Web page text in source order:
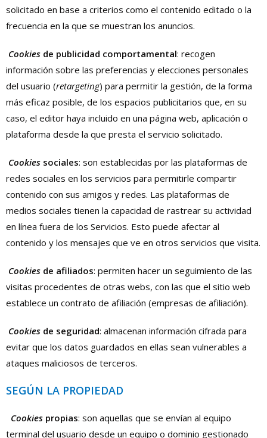
solicitado en base a criterios como el contenido editado o la
frecuencia en la que se muestran los anuncios.
Cookies de publicidad comportamental: recogen
información sobre las preferencias y elecciones personales
del usuario (retargeting) para permitir la gestión, de la forma
más eficaz posible, de los espacios publicitarios que, en su
caso, el editor haya incluido en una página web, aplicación o
plataforma desde la que presta el servicio solicitado.
Cookies sociales: son establecidas por las plataformas de
redes sociales en los servicios para permitirle compartir
contenido con sus amigos y redes. Las plataformas de
medios sociales tienen la capacidad de rastrear su actividad
en línea fuera de los Servicios. Esto puede afectar al
contenido y los mensajes que ve en otros servicios que visita.
Cookies de afiliados: permiten hacer un seguimiento de las
visitas procedentes de otras webs, con las que el sitio web
establece un contrato de afiliación (empresas de afiliación).
Cookies de seguridad: almacenan información cifrada para
evitar que los datos guardados en ellas sean vulnerables a
ataques maliciosos de terceros.
SEGÚN LA PROPIEDAD
Cookies propias: son aquellas que se envían al equipo
terminal del usuario desde un equipo o dominio gestionado